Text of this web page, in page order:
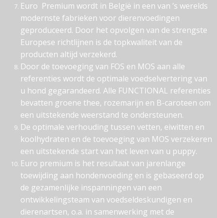
Euro Premium wordt in België in een van ’s werelds
modernste fabrieken voor dierenvoedingen
geproduceerd. Door het opvolgen van de strengste
Europese richtlijnen is de topkwaliteit van de
producten altijd verzekerd.
Door de toevoeging van FOS en MOS aan alle
referenties wordt de optimale voedselvertering van
u hond gegarandeerd. Alle FUNCTIONAL referenties
bevatten groene thee, rozemarijn en B-caroteen om
een uitstekende weerstand te ondersteunen.
De optimale verhouding tussen vetten, eiwitten en
koolhydraten en de toevoeging van MOS verzekeren
een uitstekende start van het leven van u puppy.
Euro premium is het resultaat van jarenlange
toewijding aan hondenvoeding en is gebaseerd op
de gezamenlijke inspanningen van een
ontwikkelingsteam van voedseldeskundigen en
dierenartsen, o.a. in samenwerking met de